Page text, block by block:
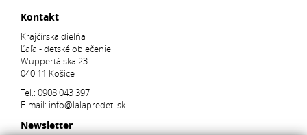
Kontakt
Krajčírska dielňa
Ľaľa - detské oblečenie
Wuppertálska 23
040 11 Košice
Tel.: 0908 043 397
E-mail: info@lalapredeti.sk
Newsletter